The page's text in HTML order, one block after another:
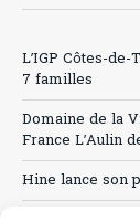
L’IGP Côtes-
7 familles
Domaine de la
France L’Aulin
Hine lance son